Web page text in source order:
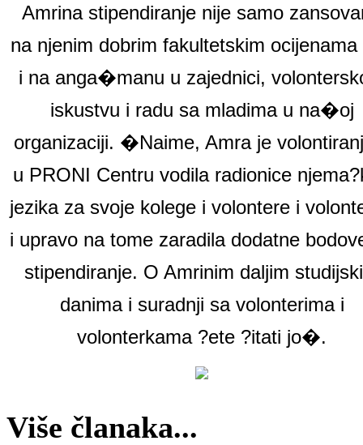
Amrina stipendiranje nije samo
na njenim dobrim fakultetskim ocijenama
i na anga�manu u zajednici,
iskustvu i radu sa mladima u na�oj
organizaciji. �Naime, Amra je
u PRONI Centru vodila radionice
jezika za svoje kolege i volontere i
i upravo na tome zaradila dodatne
stipendiranje. O Amrinim daljim
danima i suradnji sa volonterima i
volonterkama ?ete ?itati jo�.
Više članaka...